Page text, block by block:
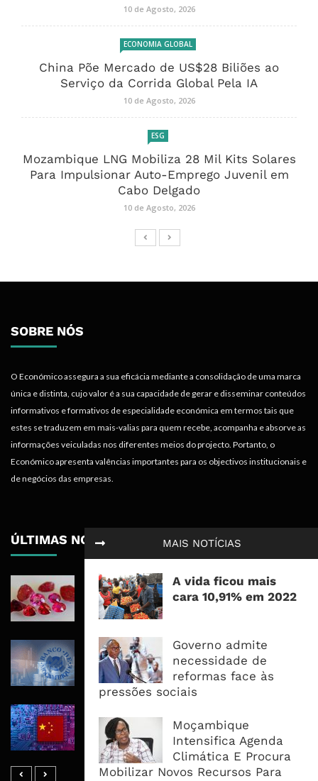
MAIS NOTÍCIAS
A vida ficou mais
cara 10,91% em 2022
Governo admite
necessidade de
reformas face às
pressões sociais
Moçambique
Intensifica Agenda
Climática E Procura
Mobilizar Novos Recursos Para
10 de Agosto, 2026
ECONOMIA GLOBAL
China Põe Mercado de US$28 Biliões ao
Serviço da Corrida Global Pela IA
10 de Agosto, 2026
ESG
Mozambique LNG Mobiliza 28 Mil Kits Solares
Para Impulsionar Auto-Emprego Juvenil em
Cabo Delgado
10 de Agosto, 2026
SOBRE NÓS
O Económico assegura a sua eficácia mediante a consolidação de uma marca
única e distinta, cujo valor é a sua capacidade de gerar e disseminar conteúdos
informativos e formativos de especialidade económica em termos tais que
estes se traduzem em mais-valias para quem recebe, acompanha e absorve as
informações veiculadas nos diferentes meios do projecto. Portanto, o
Económico apresenta valências importantes para os objectivos institucionais e
de negócios das empresas.
ÚLTIMAS NOTÍCIAS
Moçambique Leva Leilão
Internacional de Gemas Para Dentro
do País e Procura Reter Mais Valor
Banca Fecha II Trimestre Com
Capital Forte, Mas Qualidade do
Crédito Mostra Fortes Diferenças
ao Serviço da Corrida Global Pela IA